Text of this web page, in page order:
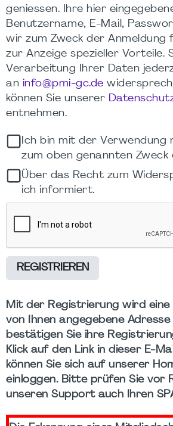
geniessen. Ihre hier
Benutzername, E-Mail,
wir zum Zweck der Anmeldung
zur Anzeige spezieller Vorteile.
Verarbeitung Ihrer Daten
an info@pmi-gc.de
können Sie unserer
entnehmen.
Ich bin mit der Verwendung
zum oben genannten Zweck
Über das Recht zum
ich informiert.
REGISTRIEREN
Mit der Registrierung wird eine
von Ihnen angegebene
bestätigen Sie ihre
Klick auf den Link in dieser E-
können Sie sich auf unserer
einloggen. Bitte prüfen Sie vor
unseren Support auch Ihren